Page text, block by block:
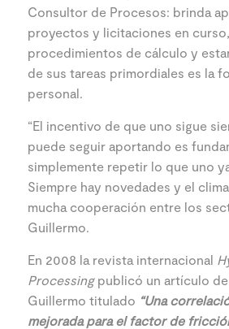
Consultor de Procesos: brinda
proyectos y licitaciones en
procedimientos de cálculo y
de sus tareas primordiales es la
personal.
“El incentivo de que uno sigue
puede seguir aportando es
simplemente repetir lo que uno
Siempre hay novedades y el
mucha cooperación entre los
Guillermo.
En 2008 la revista internacional
Processingpublicó un artículo
Guillermo titulado “Una
mejorada para el factor de